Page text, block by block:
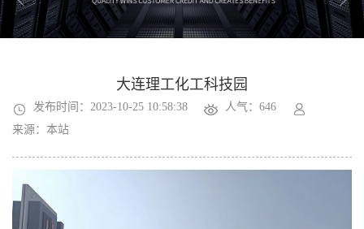
大连理工化工科技园
发布时间：2023-10-25 10:58:38
人气：646
来源：本站